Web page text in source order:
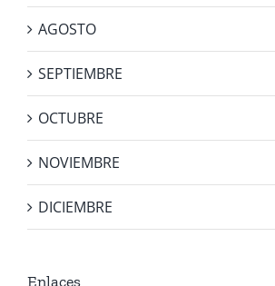
AGOSTO
SEPTIEMBRE
OCTUBRE
NOVIEMBRE
DICIEMBRE
Enlaces